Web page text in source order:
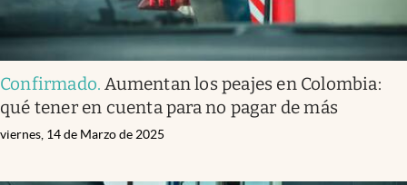
Confirmado.Aumentan los peajes en Colombia:
qué tener en cuenta para no pagar de más
viernes, 14 de Marzo de 2025